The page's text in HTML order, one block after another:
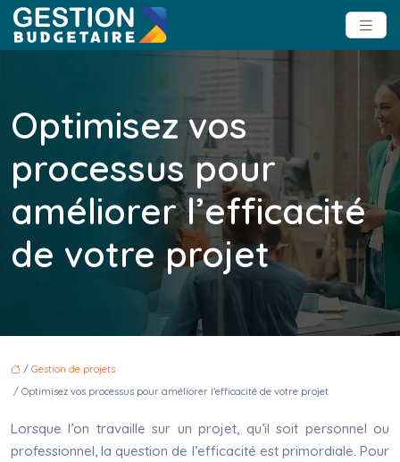
Optimisez vos
processus pour
améliorer l’efficacité
de votre projet
/ Gestion de projets
/ Optimisez vos processus pour améliorer l’efficacité de votre projet
Lorsque l’on travaille sur un projet, qu’il soit personnel ou
professionnel, la question de l’efficacité est primordiale. Pour